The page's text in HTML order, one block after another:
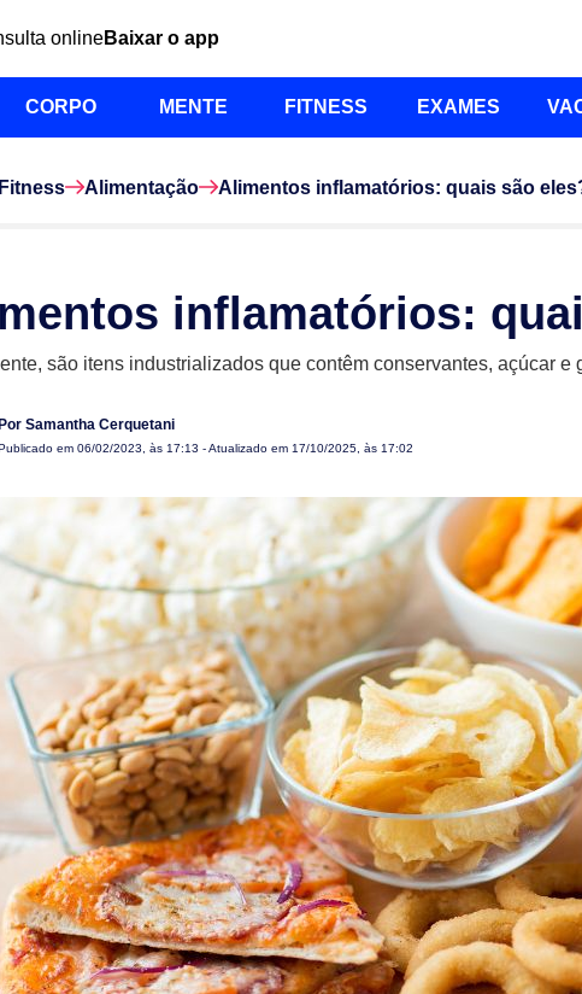
onlineBaixar o app
CORPO MENTE FITNESS EXAMES
Alimentação Alimentos inflamatórios: quais são
inflamatórios:
são itens industrializados que contêm conservantes, açúcar e
Por Samantha Cerquetani
em 06/02/2023, às 17:13 - Atualizado em 17/10/2025, às 17:02